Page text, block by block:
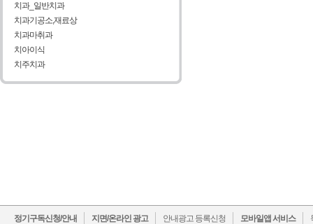
치과_일반치과
치과기공소,재료상
치과마취과
치아이식
치주치과
정기구독신청/안내 지면/온라인 광고 안내광고 등록신청 모바일앱 서비스
facebook
twitter